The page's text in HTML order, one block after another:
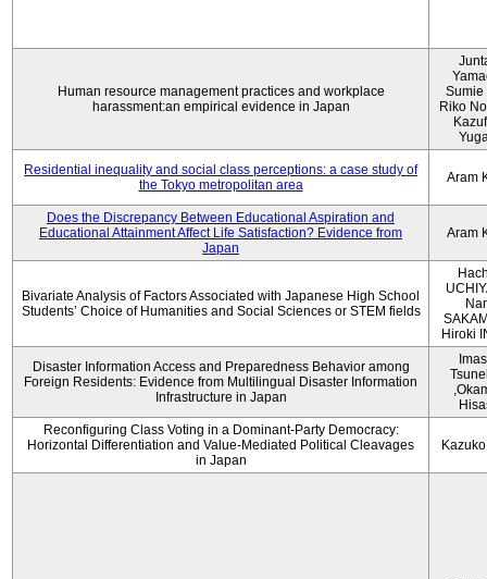
Human resource management practices and workplace
harassment:an empirical evidence in Japan
Sumie
Riko
Residential inequality and social class perceptions: a case study of
the Tokyo metropolitan area
Aram
Does the Discrepancy Between Educational Aspiration and
Educational Attainment Affect Life Satisfaction? Evidence from
Japan
Aram
Bivariate Analysis of Factors Associated with Japanese High School
Students’ Choice of Humanities and Social Sciences or STEM fields
Hiroki
Disaster Information Access and Preparedness Behavior among
Foreign Residents: Evidence from Multilingual Disaster Information
Infrastructure in Japan
Reconfiguring Class Voting in a Dominant-Party Democracy:
Horizontal Differentiation and Value-Mediated Political Cleavages
in Japan